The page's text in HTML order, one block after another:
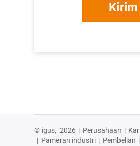
© igus, 2026 | Perusahaan |
| Pameran industri | Pembelian |